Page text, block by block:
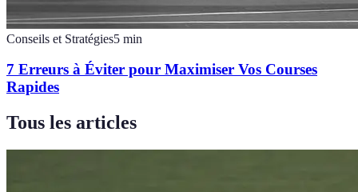
Conseils et Stratégies5 min
7 Erreurs à Éviter pour Maximiser Vos Courses
Rapides
Tous les articles